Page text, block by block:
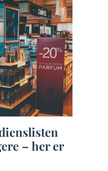
– her er